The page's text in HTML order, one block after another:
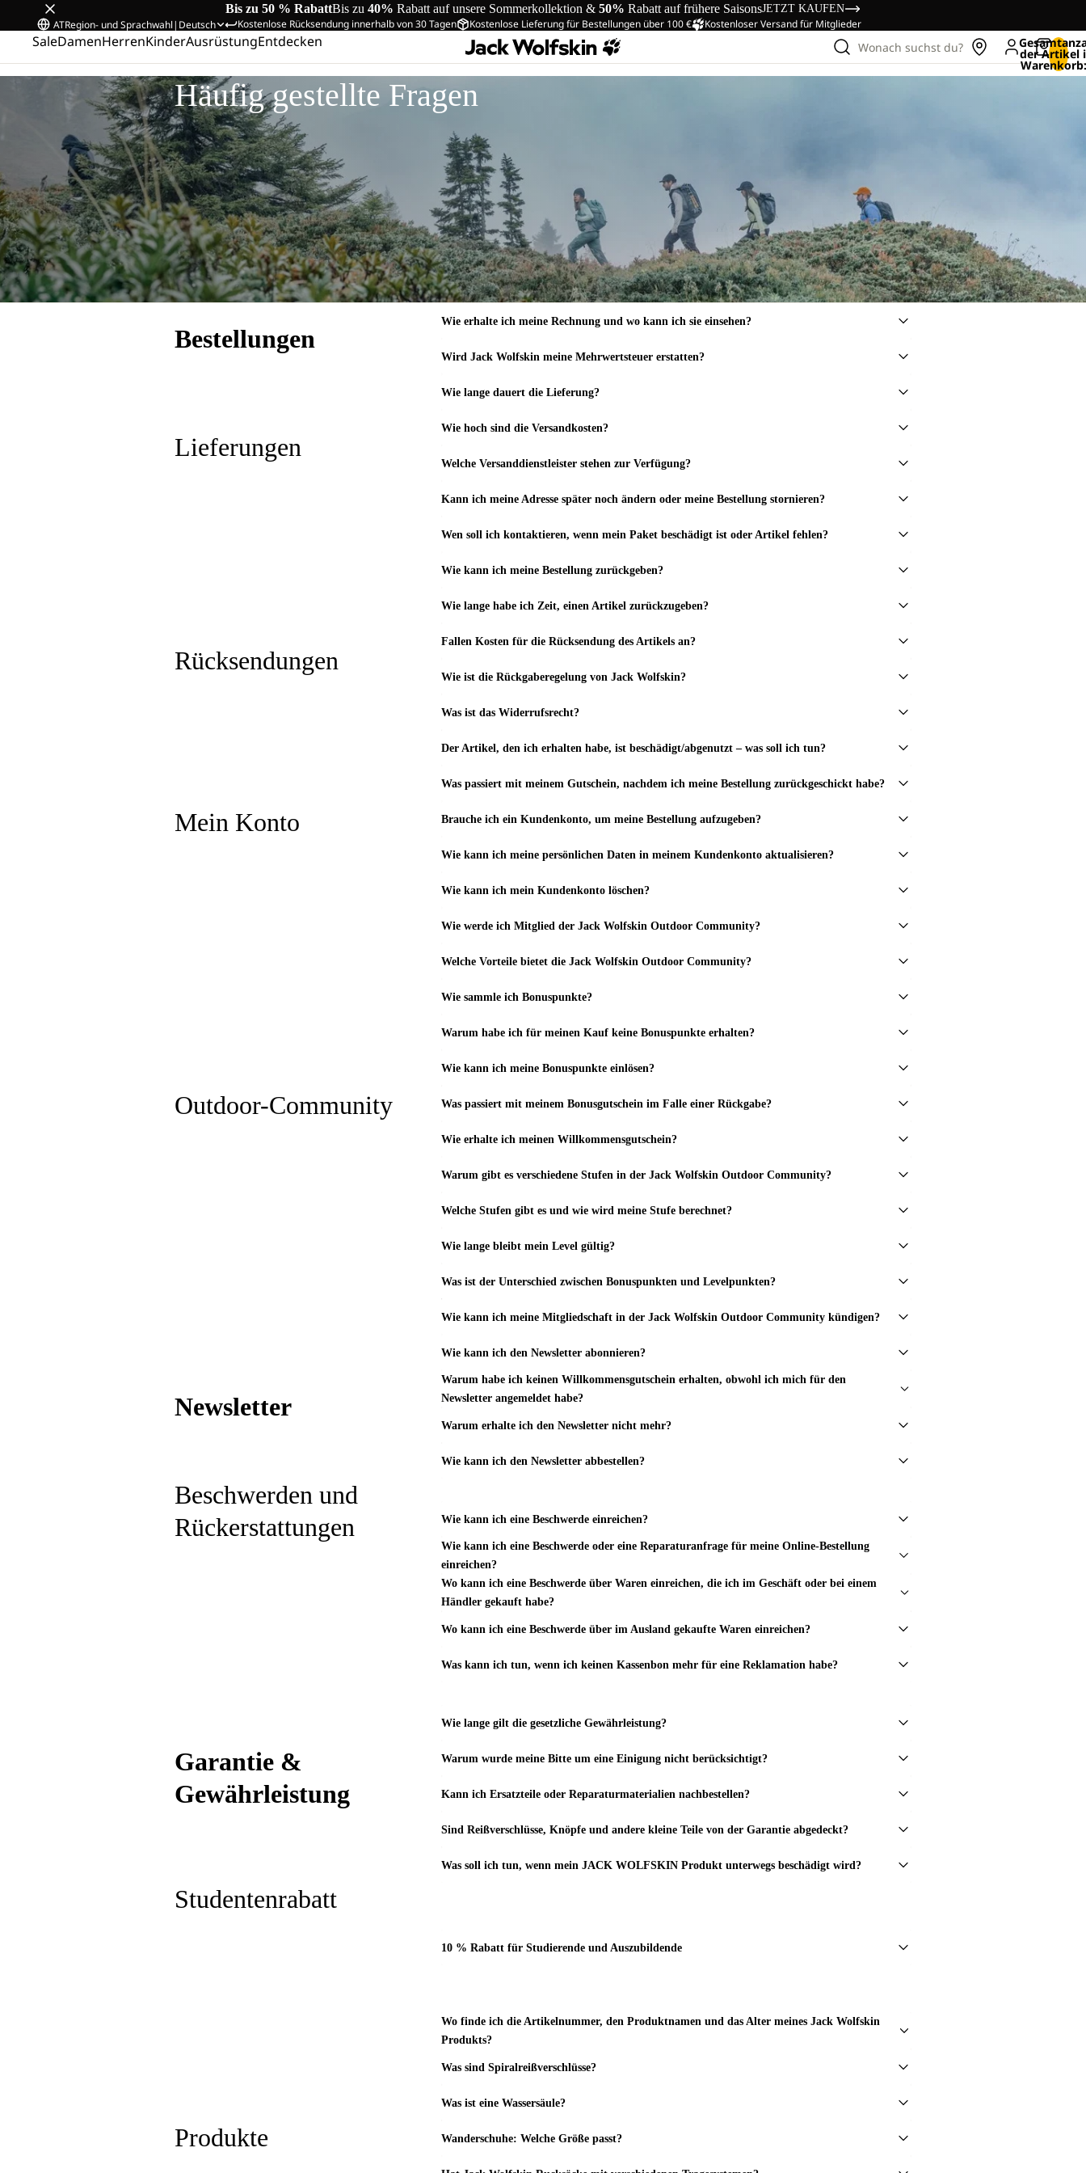
Bis zu 50 % RabattBis zu 40% Rabatt auf unsere Sommerkollektion & 50% Rabatt auf frühere SaisonsJETZT KAUFEN
Kostenlose Rücksendung innerhalb von 30 Tagen Kostenlose Lieferung für Bestellungen über 100 € Kostenloser Versand für Mitglieder
ATRegion- und Sprachwahl| Deutsch
SaleDamenHerrenKinderAusrüstungEntdecken Wonach suchst du? der Artikel
Häufig gestellte Fragen
Bestellungen
Wie erhalte ich meine Rechnung und wo kann ich sie einsehen?
Wird Jack Wolfskin meine Mehrwertsteuer erstatten?
Lieferungen
Wie lange dauert die Lieferung?
Wie hoch sind die Versandkosten?
Welche Versanddienstleister stehen zur Verfügung?
Kann ich meine Adresse später noch ändern oder meine Bestellung stornieren?
Wen soll ich kontaktieren, wenn mein Paket beschädigt ist oder Artikel fehlen?
Rücksendungen
Wie kann ich meine Bestellung zurückgeben?
Wie lange habe ich Zeit, einen Artikel zurückzugeben?
Fallen Kosten für die Rücksendung des Artikels an?
Wie ist die Rückgaberegelung von Jack Wolfskin?
Was ist das Widerrufsrecht?
Der Artikel, den ich erhalten habe, ist beschädigt/abgenutzt – was soll ich tun?
Was passiert mit meinem Gutschein, nachdem ich meine Bestellung zurückgeschickt habe?
Mein Konto Brauche ich ein Kundenkonto, um meine Bestellung aufzugeben?
Wie kann ich meine persönlichen Daten in meinem Kundenkonto aktualisieren?
Wie kann ich mein Kundenkonto löschen?
Outdoor-Community
Wie werde ich Mitglied der Jack Wolfskin Outdoor Community?
Welche Vorteile bietet die Jack Wolfskin Outdoor Community?
Wie sammle ich Bonuspunkte?
Warum habe ich für meinen Kauf keine Bonuspunkte erhalten?
Wie kann ich meine Bonuspunkte einlösen?
Was passiert mit meinem Bonusgutschein im Falle einer Rückgabe?
Wie erhalte ich meinen Willkommensgutschein?
Warum gibt es verschiedene Stufen in der Jack Wolfskin Outdoor Community?
Welche Stufen gibt es und wie wird meine Stufe berechnet?
Wie lange bleibt mein Level gültig?
Was ist der Unterschied zwischen Bonuspunkten und Levelpunkten?
Wie kann ich meine Mitgliedschaft in der Jack Wolfskin Outdoor Community kündigen?
Newsletter
Wie kann ich den Newsletter abonnieren?
Warum habe ich keinen Willkommensgutschein erhalten, obwohl ich mich für den
Newsletter angemeldet habe?
Warum erhalte ich den Newsletter nicht mehr?
Wie kann ich den Newsletter abbestellen?
Beschwerden und
Rückerstattungen
Wie kann ich eine Beschwerde einreichen?
Wie kann ich eine Beschwerde oder eine Reparaturanfrage für meine Online-Bestellung
einreichen?
Wo kann ich eine Beschwerde über Waren einreichen, die ich im Geschäft oder bei einem
Händler gekauft habe?
Wo kann ich eine Beschwerde über im Ausland gekaufte Waren einreichen?
Was kann ich tun, wenn ich keinen Kassenbon mehr für eine Reklamation habe?
Garantie &
Gewährleistung
Wie lange gilt die gesetzliche Gewährleistung?
Warum wurde meine Bitte um eine Einigung nicht berücksichtigt?
Kann ich Ersatzteile oder Reparaturmaterialien nachbestellen?
Sind Reißverschlüsse, Knöpfe und andere kleine Teile von der Garantie abgedeckt?
Was soll ich tun, wenn mein JACK WOLFSKIN Produkt unterwegs beschädigt wird?
Studentenrabatt
10 % Rabatt für Studierende und Auszubildende
Produkte
Wo finde ich die Artikelnummer, den Produktnamen und das Alter meines Jack Wolfskin
Produkts?
Was sind Spiralreißverschlüsse?
Was ist eine Wassersäule?
Wanderschuhe: Welche Größe passt?